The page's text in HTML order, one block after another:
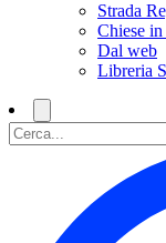
Strada
Chiese
Dal web
Libreria